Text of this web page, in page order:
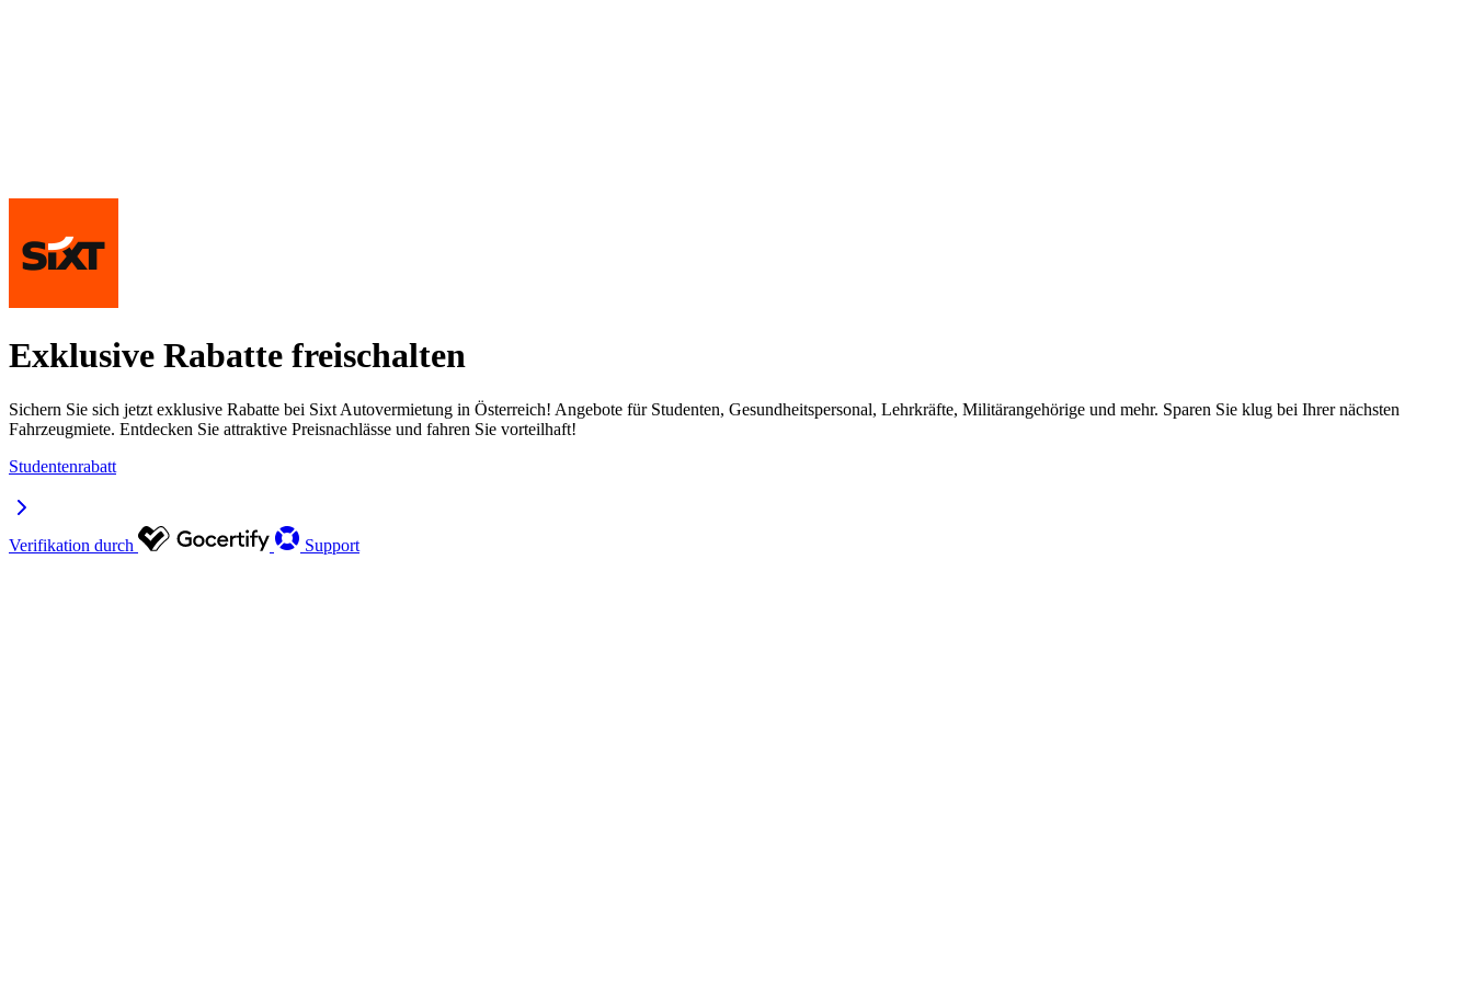
Exklusive Rabatte freischalten
Sichern Sie sich jetzt exklusive Rabatte bei Sixt Autovermietung in Österreich! Angebote für Studenten, Gesundheitspersonal, Lehrkräfte, Militärangehörige und mehr. Sparen Sie klug bei Ihrer nächsten
Fahrzeugmiete. Entdecken Sie attraktive Preisnachlässe und fahren Sie vorteilhaft!
Studentenrabatt
Verifikation durch Support